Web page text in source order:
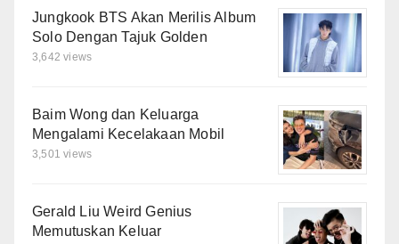
Jungkook BTS Akan Merilis Album
Solo Dengan Tajuk Golden
3,642 views
Baim Wong dan Keluarga
Mengalami Kecelakaan Mobil
3,501 views
Gerald Liu Weird Genius
Memutuskan Keluar